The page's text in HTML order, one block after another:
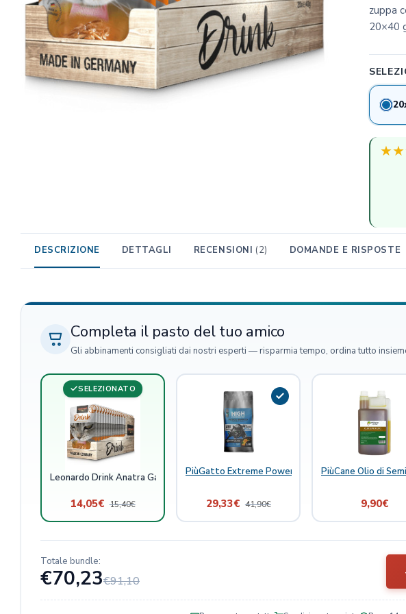
TRIBAL
Unica Gemma
TRIXIE
Beaphar
zuppa
20×40
DESCRIZIONE DETTAGLI RECENSIONI (2) DOMANDE E RISPOSTE
Completa il pasto del tuo amico
Gli abbinamenti consigliati dai nostri esperti — risparmia tempo, ordina tutto
SELEZIONATO
Leonardo Drink Anatra Gatto Bustine
14,05€ 15,40€
PiùGatto Extreme Power Pesce Bianco con Polpa
29,33€ 41,90€
PiùCane Olio di Semi
9,90€
Totale bundle:
€70,23€91,10